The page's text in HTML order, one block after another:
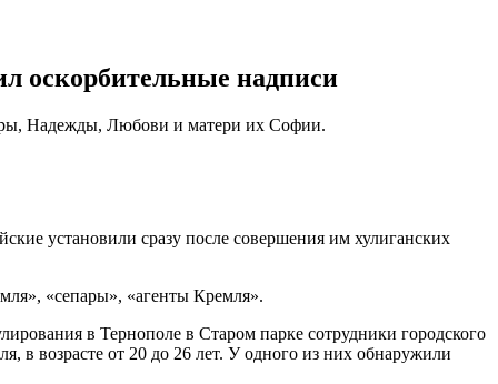
оскорбительные надписи
Надежды, Любови и матери их Софии.
установили сразу после совершения им хулиганских
«сепары», «агенты Кремля».
в Тернополе в Старом парке сотрудники городского
в возрасте от 20 до 26 лет. У одного из них обнаружили